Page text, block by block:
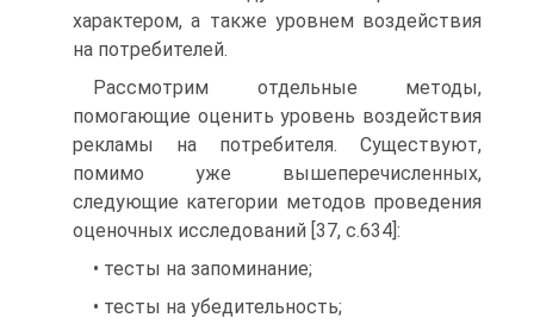
характером, а также уровнем воздействия
на потребителей.
Рассмотрим отдельные методы,
помогающие оценить уровень воздействия
рекламы на потребителя. Существуют,
помимо уже вышеперечисленных,
следующие категории методов проведения
оценочных исследований [37, с.634]:
• тесты на запоминание;
• тесты на убедительность;